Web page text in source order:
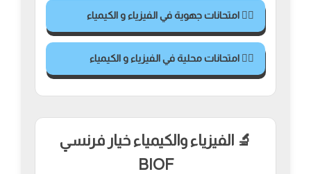
✍🏻 امتحانات جهوية في الفيزياء و الكيمياء
✍🏻 امتحانات محلية في الفيزياء و الكيمياء
🔬 الفيزياء والكيمياء خيار فرنسي
BIOF